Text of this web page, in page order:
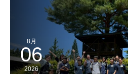
8月
06
2026